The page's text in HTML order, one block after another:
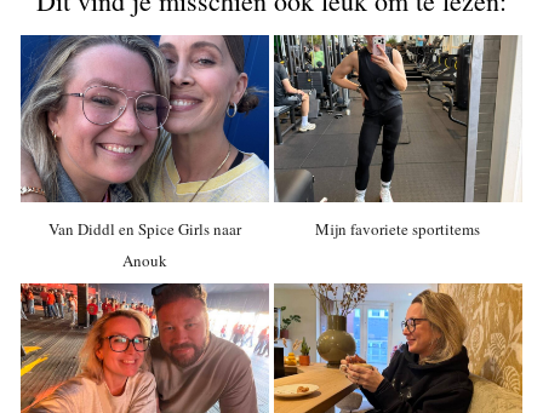
Van Diddl en Spice Girls naar
Anouk
Mijn favoriete sportitems